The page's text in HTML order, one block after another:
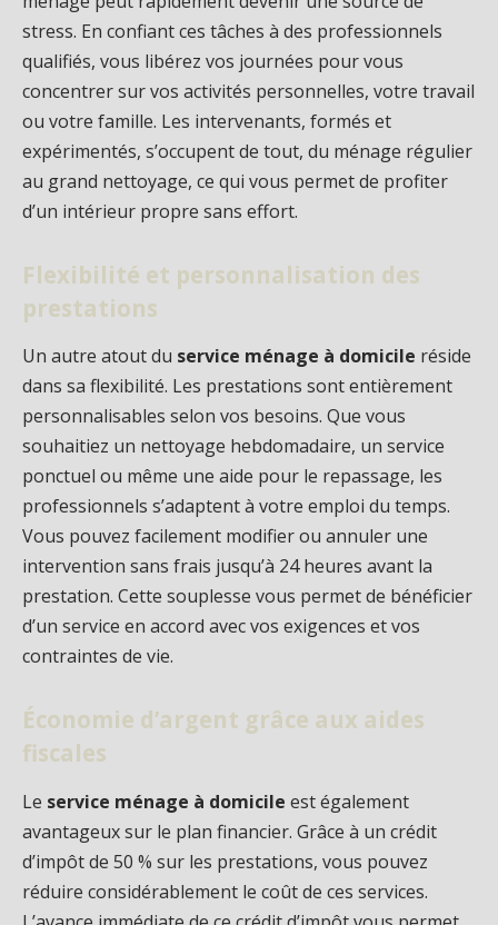
stress. En confiant ces tâches à des professionnels
qualifiés, vous libérez vos journées pour vous
concentrer sur vos activités personnelles, votre travail
ou votre famille. Les intervenants, formés et
expérimentés, s’occupent de tout, du ménage régulier
au grand nettoyage, ce qui vous permet de profiter
d’un intérieur propre sans effort.
Flexibilité et personnalisation des
prestations
Un autre atout du service ménage à domicile réside
dans sa flexibilité. Les prestations sont entièrement
personnalisables selon vos besoins. Que vous
souhaitiez un nettoyage hebdomadaire, un service
ponctuel ou même une aide pour le repassage, les
professionnels s’adaptent à votre emploi du temps.
Vous pouvez facilement modifier ou annuler une
intervention sans frais jusqu’à 24 heures avant la
prestation. Cette souplesse vous permet de bénéficier
d’un service en accord avec vos exigences et vos
contraintes de vie.
Économie d’argent grâce aux aides
fiscales
Le service ménage à domicile est également
avantageux sur le plan financier. Grâce à un crédit
d’impôt de 50 % sur les prestations, vous pouvez
réduire considérablement le coût de ces services.